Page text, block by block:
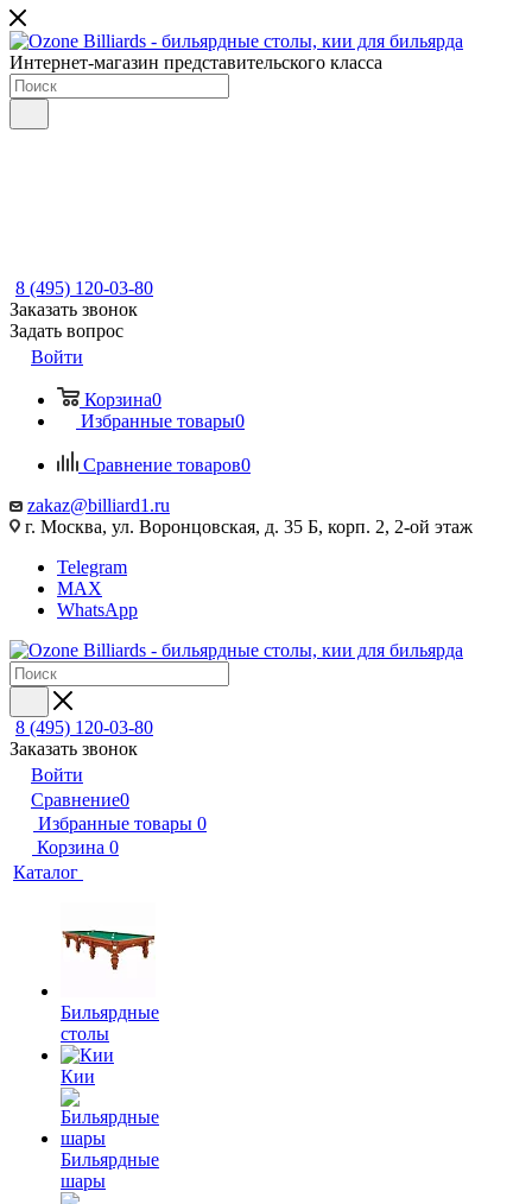
Интернет-магазин представительского класса
8 (495) 120-03-80
Заказать звонок
Задать вопрос
Войти
Корзина0
Избранные товары0
Сравнение товаров0
zakaz@billiard1.ru
г. Москва, ул. Воронцовская, д. 35 Б, корп. 2, 2-ой этаж
Telegram
MAX
WhatsApp
8 (495) 120-03-80
Заказать звонок
Войти
Сравнение0
Избранные товары 0
Корзина 0
Каталог
Бильярдные
столы
Кии
Бильярдные
шары